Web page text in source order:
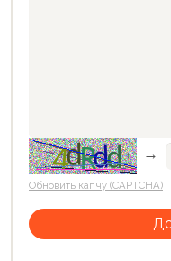
→
Обновить капчу (CAPTCHA)